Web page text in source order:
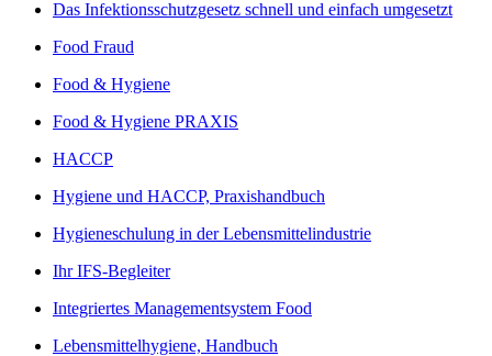
Das Infektionsschutzgesetz schnell und einfach umgesetzt
Food Fraud
Food & Hygiene
Food & Hygiene PRAXIS
HACCP
Hygiene und HACCP, Praxishandbuch
Hygieneschulung in der Lebensmittelindustrie
Ihr IFS-Begleiter
Integriertes Managementsystem Food
Lebensmittelhygiene, Handbuch